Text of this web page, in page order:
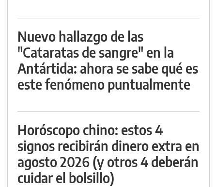
Nuevo hallazgo de las
"Cataratas de sangre" en la
Antártida: ahora se sabe qué es
este fenómeno puntualmente
Horóscopo chino: estos 4
signos recibirán dinero extra en
agosto 2026 (y otros 4 deberán
cuidar el bolsillo)